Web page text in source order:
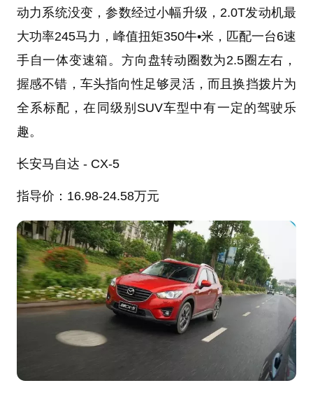
动力系统没变，参数经过小幅升级，2.0T发动机最
大功率245马力，峰值扭矩350牛•米，匹配一台6速
手自一体变速箱。方向盘转动圈数为2.5圈左右，
握感不错，车头指向性足够灵活，而且换挡拨片为
全系标配，在同级别SUV车型中有一定的驾驶乐
趣。
长安马自达 - CX-5
指导价：16.98-24.58万元